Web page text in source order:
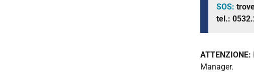
SOS:
tel.: 0532.
ATTENZIONE:
Manager.